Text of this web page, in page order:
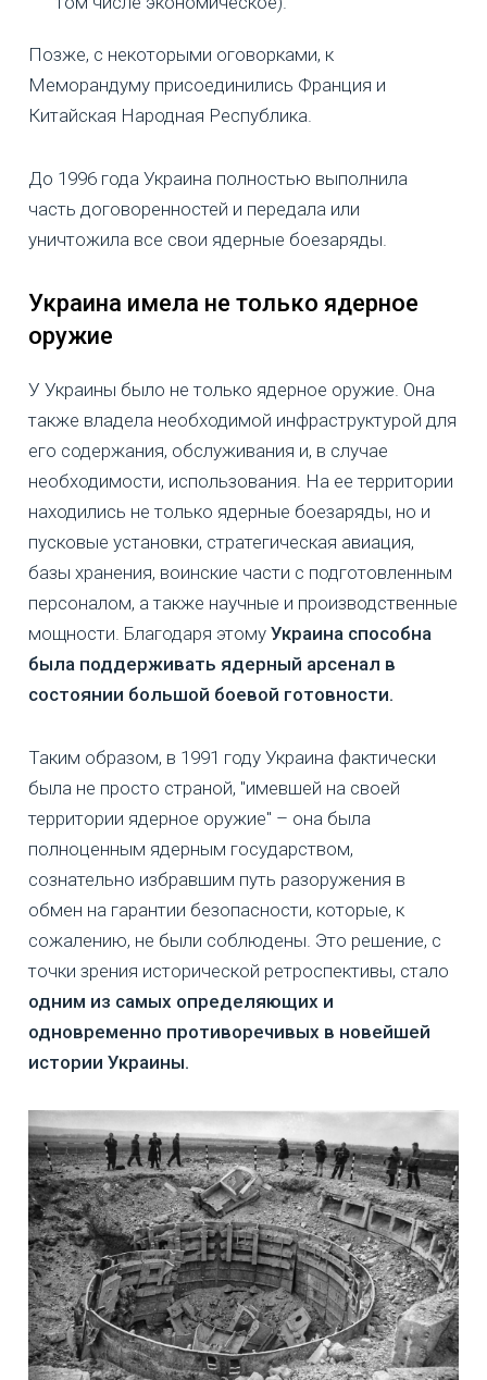
Позже, с некоторыми оговорками, к
Меморандуму присоединились Франция и
Китайская Народная Республика.
До 1996 года Украина полностью выполнила
часть договоренностей и передала или
уничтожила все свои ядерные боезаряды.
Украина имела не только ядерное
оружие
У Украины было не только ядерное оружие. Она
также владела необходимой инфраструктурой для
его содержания, обслуживания и, в случае
необходимости, использования. На ее территории
находились не только ядерные боезаряды, но и
пусковые установки, стратегическая авиация,
базы хранения, воинские части с подготовленным
персоналом, а также научные и производственные
мощности. Благодаря этому Украина способна
была поддерживать ядерный арсенал в
состоянии большой боевой готовности.
Таким образом, в 1991 году Украина фактически
была не просто страной, "имевшей на своей
территории ядерное оружие" – она была
полноценным ядерным государством,
сознательно избравшим путь разоружения в
обмен на гарантии безопасности, которые, к
сожалению, не были соблюдены. Это решение, с
точки зрения исторической ретроспективы, стало
одним из самых определяющих и
одновременно противоречивых в новейшей
истории Украины.